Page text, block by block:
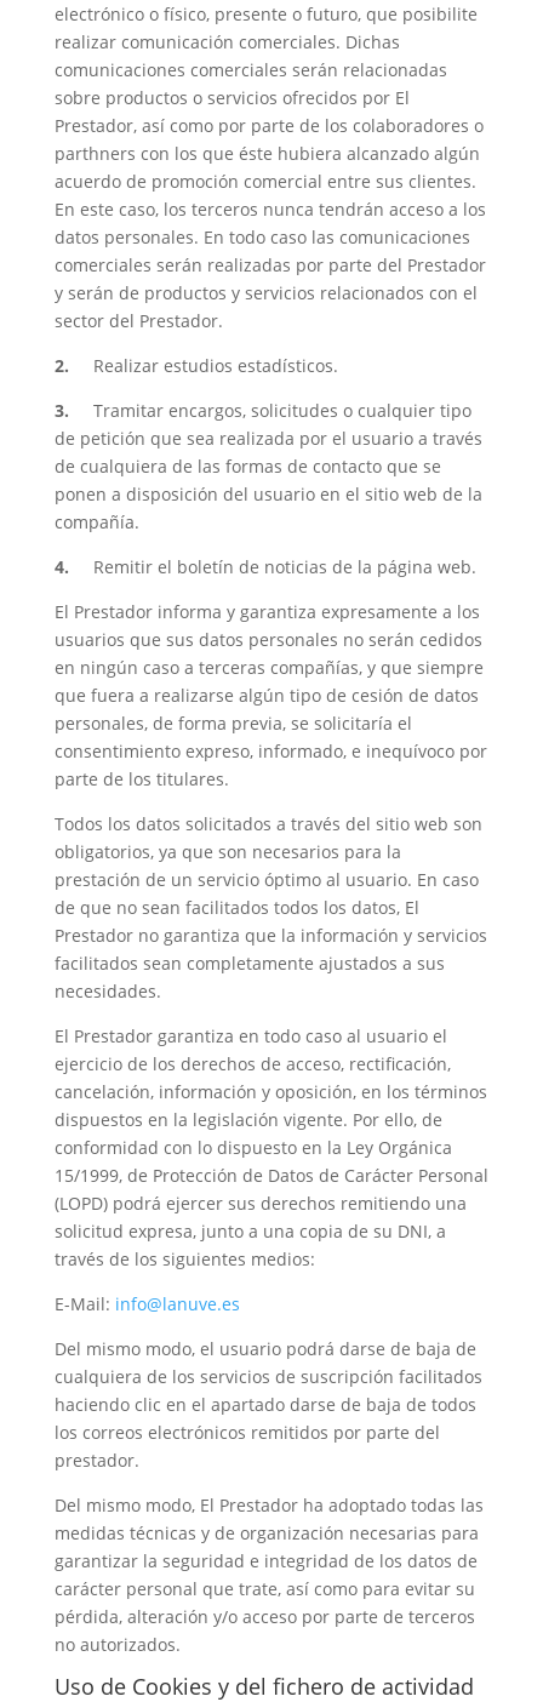
electrónico o físico, presente o futuro, que posibilite
realizar comunicación comerciales. Dichas
comunicaciones comerciales serán relacionadas
sobre productos o servicios ofrecidos por El
Prestador, así como por parte de los colaboradores o
parthners con los que éste hubiera alcanzado algún
acuerdo de promoción comercial entre sus clientes.
En este caso, los terceros nunca tendrán acceso a los
datos personales. En todo caso las comunicaciones
comerciales serán realizadas por parte del Prestador
y serán de productos y servicios relacionados con el
sector del Prestador.
2. Realizar estudios estadísticos.
3.
Tramitar encargos, solicitudes o cualquier tipo
de petición que sea realizada por el usuario a través
de cualquiera de las formas de contacto que se
ponen a disposición del usuario en el sitio web de la
compañía.
4. Remitir el boletín de noticias de la página web.
El Prestador informa y garantiza expresamente a los
usuarios que sus datos personales no serán cedidos
en ningún caso a terceras compañías, y que siempre
que fuera a realizarse algún tipo de cesión de datos
personales, de forma previa, se solicitaría el
consentimiento expreso, informado, e inequívoco por
parte de los titulares.
Todos los datos solicitados a través del sitio web son
obligatorios, ya que son necesarios para la
prestación de un servicio óptimo al usuario. En caso
de que no sean facilitados todos los datos, El
Prestador no garantiza que la información y servicios
facilitados sean completamente ajustados a sus
necesidades.
El Prestador garantiza en todo caso al usuario el
ejercicio de los derechos de acceso, rectificación,
cancelación, información y oposición, en los términos
dispuestos en la legislación vigente. Por ello, de
conformidad con lo dispuesto en la Ley Orgánica
15/1999, de Protección de Datos de Carácter Personal
(LOPD) podrá ejercer sus derechos remitiendo una
solicitud expresa, junto a una copia de su DNI, a
través de los siguientes medios:
E-Mail: info@lanuve.es
Del mismo modo, el usuario podrá darse de baja de
cualquiera de los servicios de suscripción facilitados
haciendo clic en el apartado darse de baja de todos
los correos electrónicos remitidos por parte del
prestador.
Del mismo modo, El Prestador ha adoptado todas las
medidas técnicas y de organización necesarias para
garantizar la seguridad e integridad de los datos de
carácter personal que trate, así como para evitar su
pérdida, alteración y/o acceso por parte de terceros
no autorizados.
Uso de Cookies y del fichero de actividad